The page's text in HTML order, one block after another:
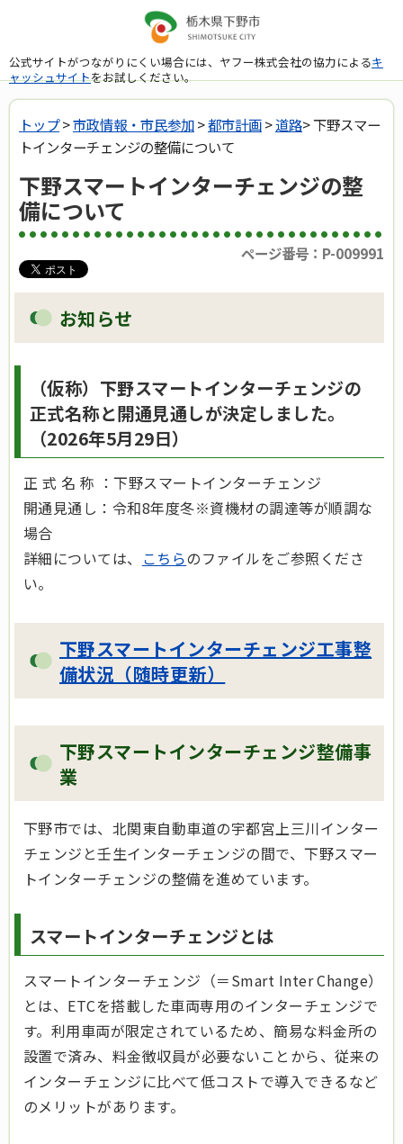
公式サイトがつながりにくい場合には、ヤフー株式会社の協力によるキ
ャッシュサイトをお試しください。
トップ>市政情報・市民参加>都市計画>道路> 下野スマー
トインターチェンジの整備について
下野スマートインターチェンジの整
備について
ページ番号：P-009991
お知らせ
（仮称）下野スマートインターチェンジの
正式名称と開通見通しが決定しました。
（2026年5月29日）
正 式 名 称 ：下野スマートインターチェンジ
開通見通し：令和8年度冬※資機材の調達等が順調な
場合
詳細については、 こちらのファイルをご参照くださ
い。
下野スマートインターチェンジ工事整
備状況（随時更新）
下野スマートインターチェンジ整備事
業
下野市では、北関東自動車道の宇都宮上三川インター
チェンジと壬生インターチェンジの間で、下野スマー
トインターチェンジの整備を進めています。
スマートインターチェンジとは
スマートインターチェンジ（＝Smart Inter Change）
とは、ETCを搭載した車両専用のインターチェンジで
す。利用車両が限定されているため、簡易な料金所の
設置で済み、料金徴収員が必要ないことから、従来の
インターチェンジに比べて低コストで導入できるなど
のメリットがあります。